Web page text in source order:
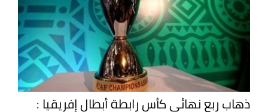
ذهاب ربع نهائي كأس رابطة أبطال إفريقيا :